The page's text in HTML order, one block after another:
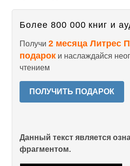
Более 800 000 книг и
Получи 2 месяца Литрес
подарок и наслаждайся
чтением
ПОЛУЧИТЬ ПОДАРОК
Данный текст является
фрагментом.